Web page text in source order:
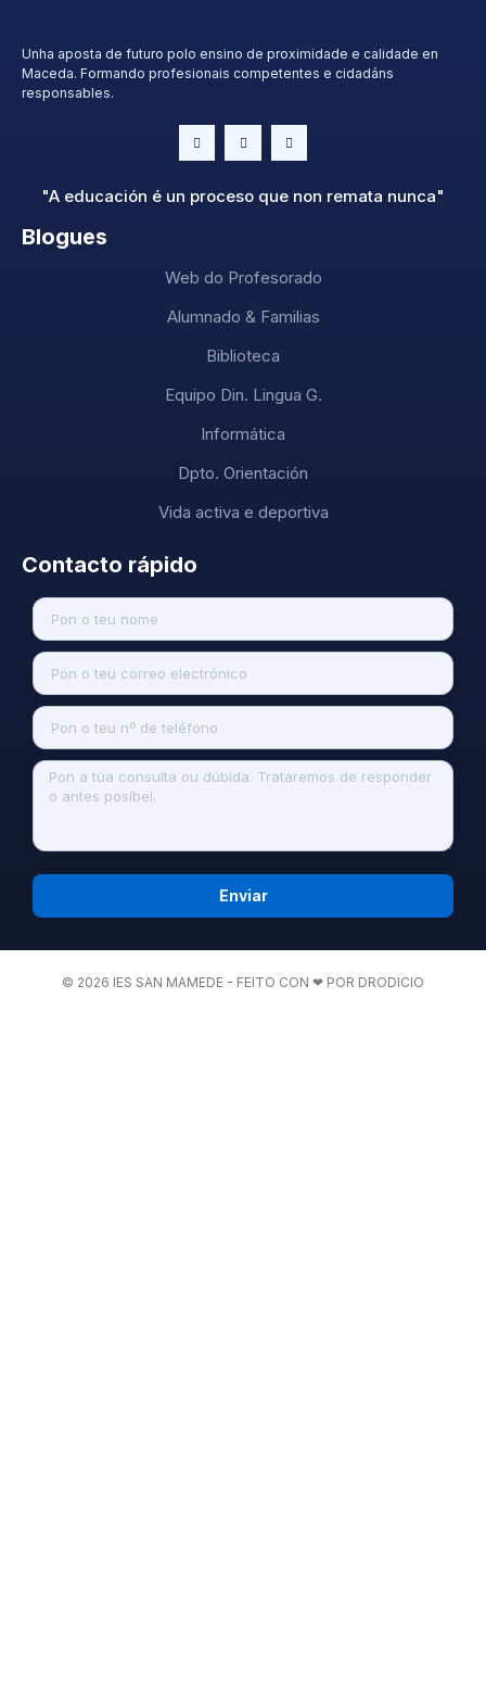
Unha aposta de futuro polo ensino de proximidade e calidade en
Maceda. Formando profesionais competentes e cidadáns
responsables.
"A educación é un proceso que non remata nunca"
Blogues
Web do Profesorado
Alumnado & Familias
Biblioteca
Equipo Din. Lingua G.
Informática
Dpto. Orientación
Vida activa e deportiva
Contacto rápido
Enviar
© 2026 IES SAN MAMEDE - FEITO CON ❤ POR DRODICIO